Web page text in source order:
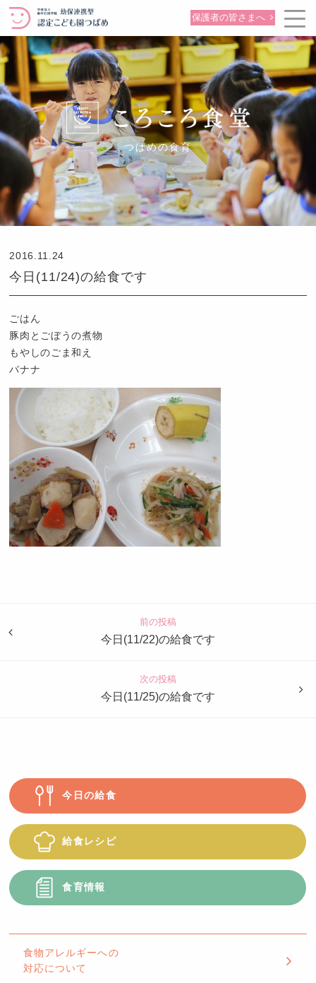
保護者の皆さまへ
つばめの食育
2016.11.24
今日(11/24)の給食です
ごはん
豚肉とごぼうの煮物
もやしのごま和え
バナナ
も
前の投稿
今日(11/22)の給食です
次の投稿
今日(11/25)の給食です
今日の給食
給食レシピ
食育情報
食物アレルギーへの
対応について